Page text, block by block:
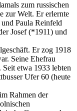
zum russischen
zur Welt. Er erlernte
Paula Reinfeld
Josef (*1911) und
Er zog 1918
Seine Ehefrau
etwa 1933 lebten
Ufer 60 (heute
Rahmen der